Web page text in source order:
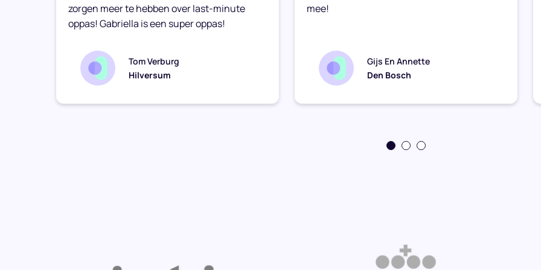
zorgen meer te hebben over last-minute
oppas! Gabriella is een super oppas!
Tom Verburg
Hilversum
mee!
Gijs En Annette
Den Bosch